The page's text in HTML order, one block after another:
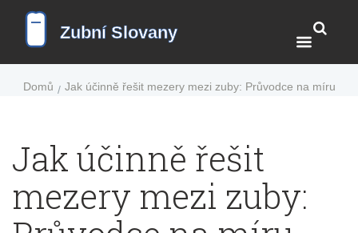
Domů Jak účinně řešit mezery mezi zuby: Průvodce na míru
Jak účinně řešit
mezery mezi zuby: